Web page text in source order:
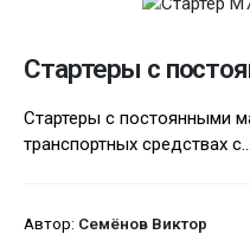
Стартеры с
Стартеры с постоянными
транспортных средствах с...
Автор: Семёнов Виктор